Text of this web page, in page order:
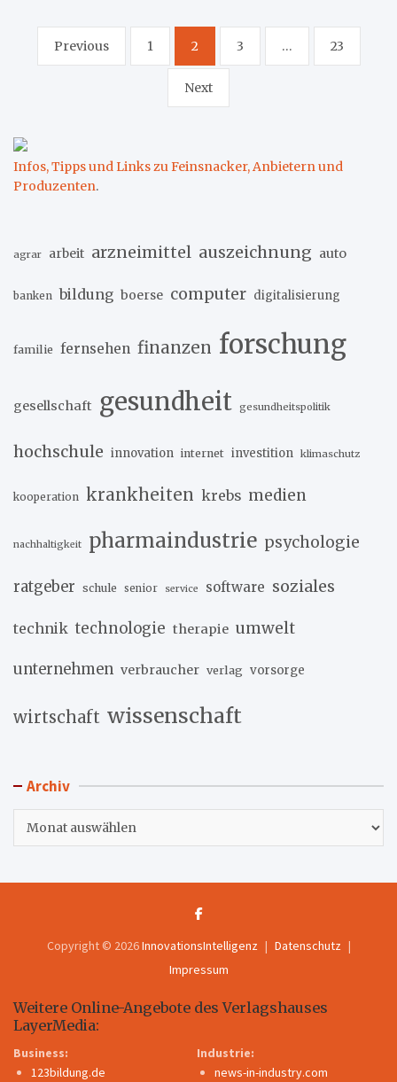
Seitennummerierung
der
Previous 1 2 3 … 23
Next
Infos, Tipps und Links zu Feinsnacker, Anbietern und
Produzenten.
agrar arbeit arzneimittel auszeichnung auto
banken bildung boerse computer digitalisierung
familie fernsehen finanzen forschung
gesellschaft gesundheit gesundheitspolitik
hochschule innovation internet investition klimaschutz
kooperation krankheiten krebs medien
nachhaltigkeit pharmaindustrie psychologie
ratgeber schule senior service software soziales
technik technologie therapie umwelt
unternehmen verbraucher verlag vorsorge
wirtschaft wissenschaft
Archiv
Copyright © 2026InnovationsIntelligenz
Datenschutz
Impressum
Weitere Online-Angebote des Verlagshauses
LayerMedia:
Business:
123bildung.de
Industrie:
news-in-industry.com